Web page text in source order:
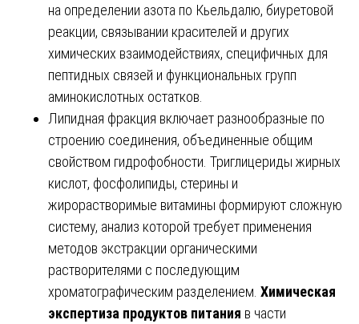
на определении азота по Кьельдалю, биуретовой
реакции, связывании красителей и других
химических взаимодействиях, специфичных для
пептидных связей и функциональных групп
аминокислотных остатков.
Липидная фракция включает разнообразные по
строению соединения, объединенные общим
свойством гидрофобности. Триглицериды жирных
кислот, фосфолипиды, стерины и
жирорастворимые витамины формируют сложную
систему, анализ которой требует применения
методов экстракции органическими
растворителями с последующим
хроматографическим разделением. Химическая
экспертиза продуктов питания в части